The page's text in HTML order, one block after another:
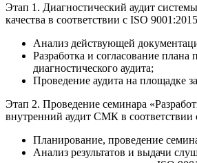
Этап 1. Диагностический аудит
качества в соответствии с ISO 9001:2015
Анализ действующей
Разработка и согласование плана
диагностического аудита;
Проведение аудита на площадке
Этап 2. Проведение семинара
внутренний аудит СМК в
Планирование, проведение
Анализ результатов и выдачи